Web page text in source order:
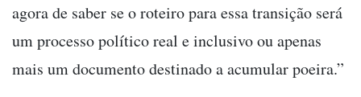
agora de saber se o roteiro para essa transição será
um processo político real e inclusivo ou apenas
mais um documento destinado a acumular poeira.”